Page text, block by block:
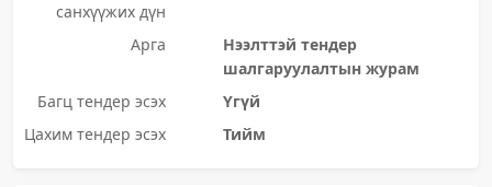
санхүүжих дүн
Арга
Нээлттэй тендер
шалгаруулалтын журам
Багц тендер эсэх
Үгүй
Цахим тендер эсэх
Тийм